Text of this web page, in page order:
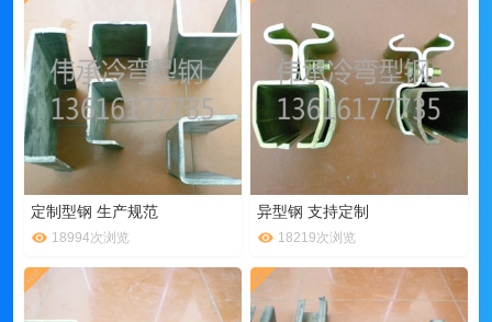
定制型钢 生产规范
18994次浏览
异型钢 支持定制
18219次浏览